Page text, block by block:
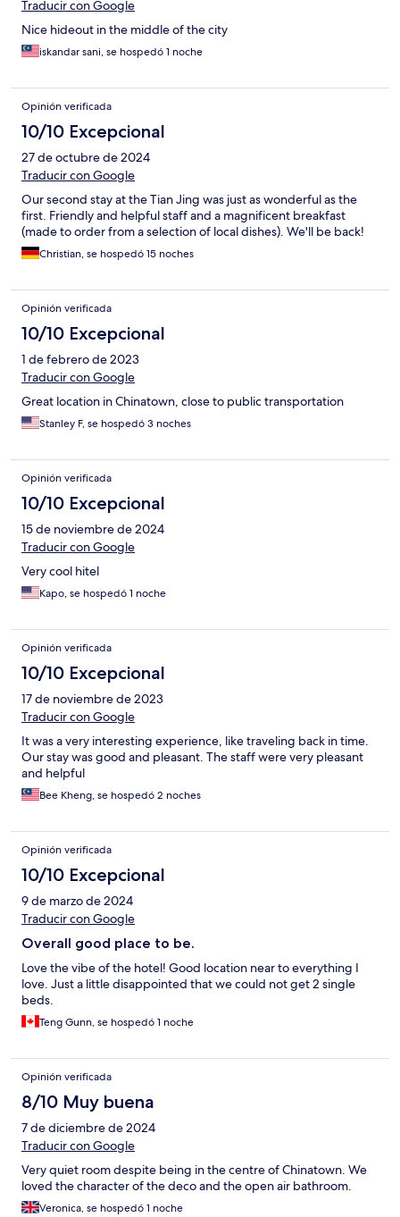
Traducir con Google
Nice hideout in the middle of the city
iskandar sani, se hospedó 1 noche
Opinión verificada
10/10 Excepcional
27 de octubre de 2024
Traducir con Google
Our second stay at the Tian Jing was just as wonderful as the
first. Friendly and helpful staff and a magnificent breakfast
(made to order from a selection of local dishes). We'll be back!
Christian, se hospedó 15 noches
Opinión verificada
10/10 Excepcional
1 de febrero de 2023
Traducir con Google
Great location in Chinatown, close to public transportation
Stanley F, se hospedó 3 noches
Opinión verificada
10/10 Excepcional
15 de noviembre de 2024
Traducir con Google
Very cool hitel
Kapo, se hospedó 1 noche
Opinión verificada
10/10 Excepcional
17 de noviembre de 2023
Traducir con Google
It was a very interesting experience, like traveling back in time.
Our stay was good and pleasant. The staff were very pleasant
and helpful
Bee Kheng, se hospedó 2 noches
Opinión verificada
10/10 Excepcional
9 de marzo de 2024
Traducir con Google
Overall good place to be.
Love the vibe of the hotel! Good location near to everything I
love. Just a little disappointed that we could not get 2 single
beds.
Teng Gunn, se hospedó 1 noche
Opinión verificada
8/10 Muy buena
7 de diciembre de 2024
Traducir con Google
Very quiet room despite being in the centre of Chinatown. We
loved the character of the deco and the open air bathroom.
Veronica, se hospedó 1 noche